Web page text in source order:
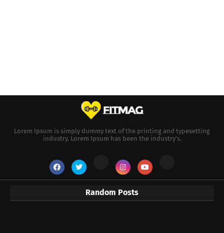
Lorem Ipsum is simply dummy text of the printing and typesetting
industry. Lorem Ipsum has been the industry's.
Random Posts